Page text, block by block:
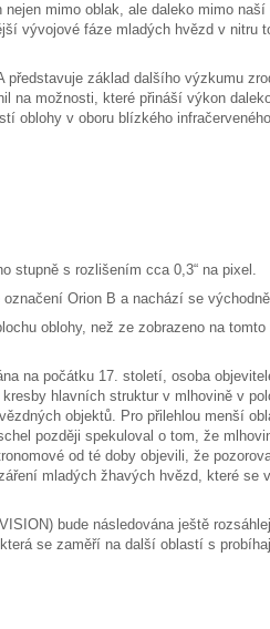
mimo oblak, ale daleko mimo
vývojové fáze mladých hvězd v nitru
představuje základ dalšího výzkumu
na možnosti, které přináší výkon
oblohy v oboru blízkého
stupně s rozlišením cca 0,3“ na pixel.
Orion B a nachází se
oblohy, než ze zobrazeno na
na počátku 17. století, osoba
hlavních struktur v mlhovině v
objektů. Pro přilehlou menší
později spekuloval o tom, že
od té doby objevili, že
mladých žhavých hvězd, které se
bude následována ještě
se zaměří na další oblastí s